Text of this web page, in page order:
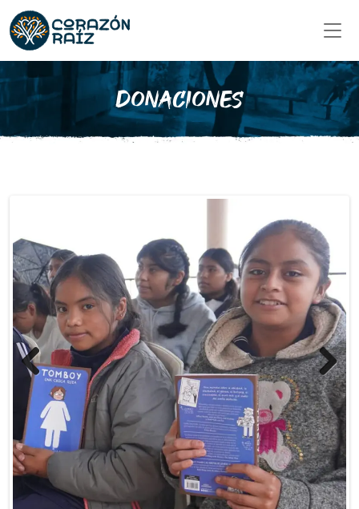
DONACIONES
Previous Next